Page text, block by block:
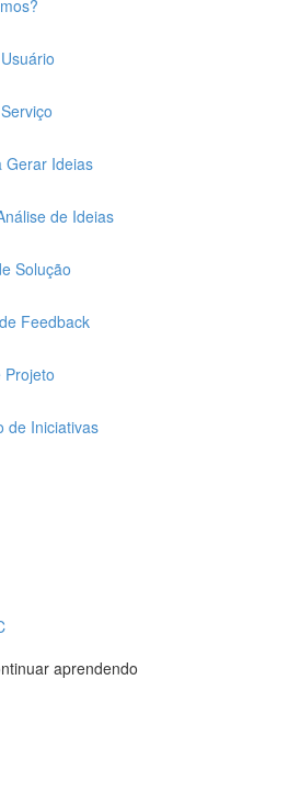
Gerar Ideias
de Ideias
Solução
Feedback
Projeto
de Iniciativas
aprendendo